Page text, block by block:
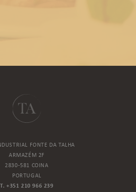
FONTE DA TALHA
ARMAZÉM 2F
2830-581 COINA
PORTUGAL
T. +351 210 966 239